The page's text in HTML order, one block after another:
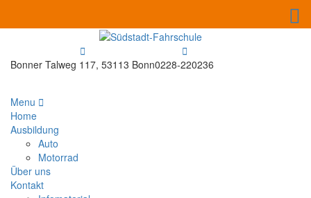
Bonner Talweg 117, 53113 Bonn0228-220236
Menu
Home
Ausbildung
Auto
Motorrad
Über uns
Kontakt